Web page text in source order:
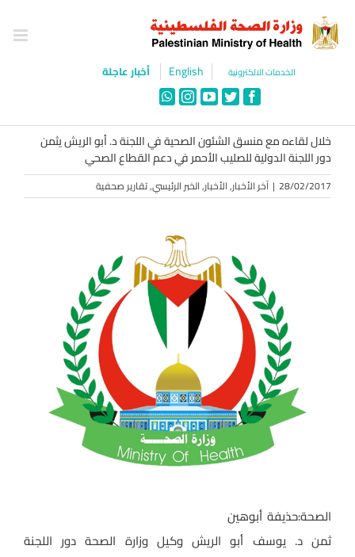
content
الخدمات الالكترونية English أخبار عاجلة
Facebook
Twitter
YouTube
Instagram
WhatsApp
خلال لقاءه مع منسق الشئون الصحية في اللجنة د. أبو الريش يثمن
دور اللجنة الدولية للصليب الأحمر في دعم القطاع الصحي
28/02/2017
| آخر الأخبار,الأخبار,الخبر الرئيسي,تقارير صحفية
الصحة:حذيفة أبوهين
ثمن د. يوسف أبو الريش وكيل وزارة الصحة دور اللجنة